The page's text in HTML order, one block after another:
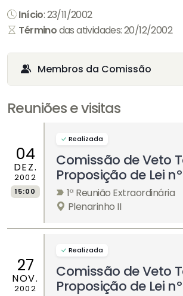
Início: 23/11/2002
Términodas atividades: 20/12/2002
Membros da Comissão
Reuniões e visitas
04
DEZ.
2002
15:00
Realizada
Comissão de Veto
Proposição de Lei nº
1ª Reunião Extraordinária
Plenarinho II
27
NOV.
2002
Realizada
Comissão de Veto
Proposição de Lei nº